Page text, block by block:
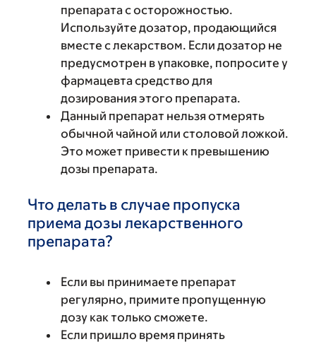
препарата с осторожностью.
Используйте дозатор, продающийся
вместе с лекарством. Если дозатор не
предусмотрен в упаковке, попросите у
фармацевта средство для
дозирования этого препарата.
Данный препарат нельзя отмерять
обычной чайной или столовой ложкой.
Это может привести к превышению
дозы препарата.
Что делать в случае пропуска
приема дозы лекарственного
препарата?
Если вы принимаете препарат
регулярно, примите пропущенную
дозу как только сможете.
Если пришло время принять